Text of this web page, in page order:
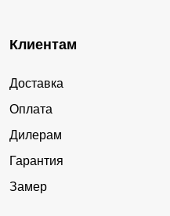
Клиентам
Доставка
Оплата
Дилерам
Гарантия
Замер